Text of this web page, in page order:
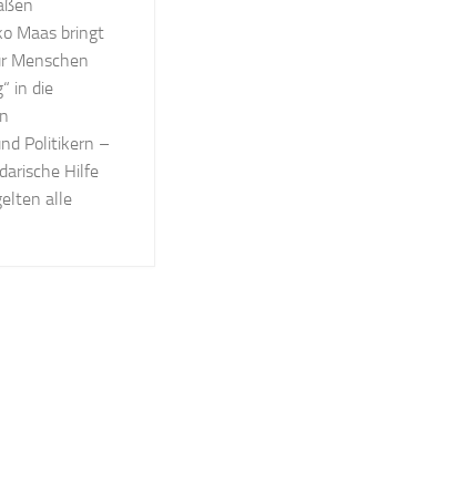
Maas bringt
Menschen
in die
Politikern –
Hilfe
alle